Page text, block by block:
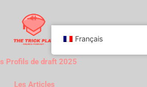
Profils de draft 2025
Les Articles
Français